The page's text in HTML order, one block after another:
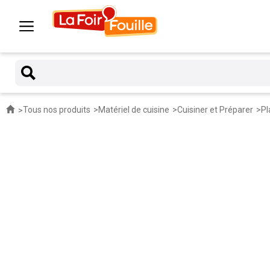
Tous nos produits Matériel de cuisine Cuisiner et Préparer